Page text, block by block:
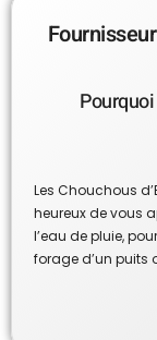
Les Chouchous
heureux de vous
l’eau de pluie,
forage d’un puits